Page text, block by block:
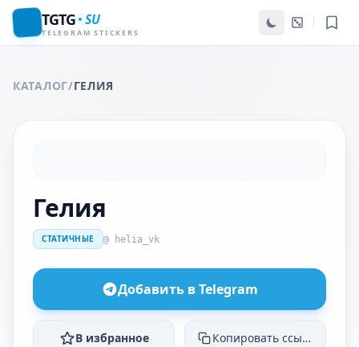
TGTG SU
TELEGRAM STICKERS
КАТАЛОГ/ГЕЛИЯ
Гелия
СТАТИЧНЫЕ @ helia_vk
Добавить в Telegram
В избранное Копировать ссылку